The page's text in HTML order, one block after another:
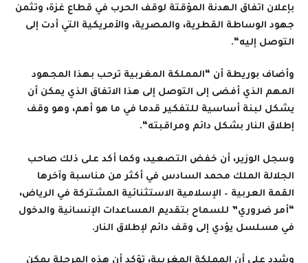
بإعلان اتفاق الهدنة المؤقتة لوقف الحرب في قطاع غزة، وتثمن
جهود الوساطة القطرية، والمصرية، والأمريكية التي أدت إلى
التوصل إليه“.
وأضاف بوريطة أن “المملكة المغربية ترحب بهذا المجهود
المهم الذي أفضى إلى التوصل إلى هذا الاتفاق الذي يمكن أن
يشكل لبنة أساسية للتفكير قدما في ما هو أهم، وهو وقف
إطلاق النار بشكل دائم ومراقبته“.
وسجل الوزير، أن خفض التصعيد، وكما أكد على ذلك صاحب
الجلالة الملك محمد السادس في أكثر من مناسبة وآخرها
القمة العربية – الإسلامية الاستثنائية المشتركة في الرياض،
“أمر ضروري” للسماح بتقديم المساعدات الإنسانية والدخول
في مسلسل يؤدي إلى وقف دائم لإطلاق النار .
وشدد على أن المملكة المغربية، تؤكد أن هذه المرحلة يمكن